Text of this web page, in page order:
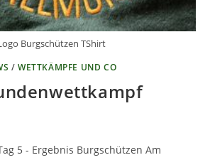
Burgschützen TShirt
/WETTKÄMPFE UND CO
5 - Ergebnis Burgschützen Am